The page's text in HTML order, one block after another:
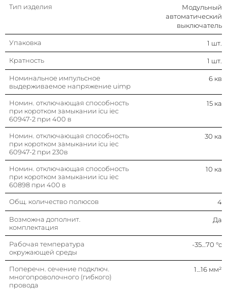
Ip20
Модульная ширина (общ. кол-во
модульных расстояний)
4
Степень загрязнения 3
Класс токоограничения 3
Номин. напряжение изоляции ui
Характеристика срабатывания
(кривая тока)
Частота 50…60 гц
Номин. ток 25 а
Глубина установочная (встраив.) 45 мм
Тип напряжения Ac (перемен.)
Тип изделия
Модульный
автоматический
выключатель
Упаковка 1 шт.
Кратность 1 шт.
Номинальное импульсное
выдерживаемое напряжение uimp
6 кв
Номин. отключающая способность
при коротком замыкании icu iec
60947-2 при 400 в
15 ка
Номин. отключающая способность
при коротком замыкании icu iec
60947-2 при 230в
30 ка
Номин. отключающая способность
при коротком замыкании icu iec
60898 при 400 в
10 ка
Общ. количество полюсов 4
Возможна дополнит.
комплектация
Да
Рабочая температура
окружающей среды
-35…70 °c
Поперечн. сечение подключ.
многопроволочного (гибкого)
провода
1…16 мм²